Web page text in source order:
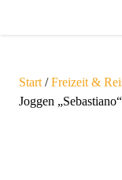
Start /Freizeit &
Joggen „Sebastiano“